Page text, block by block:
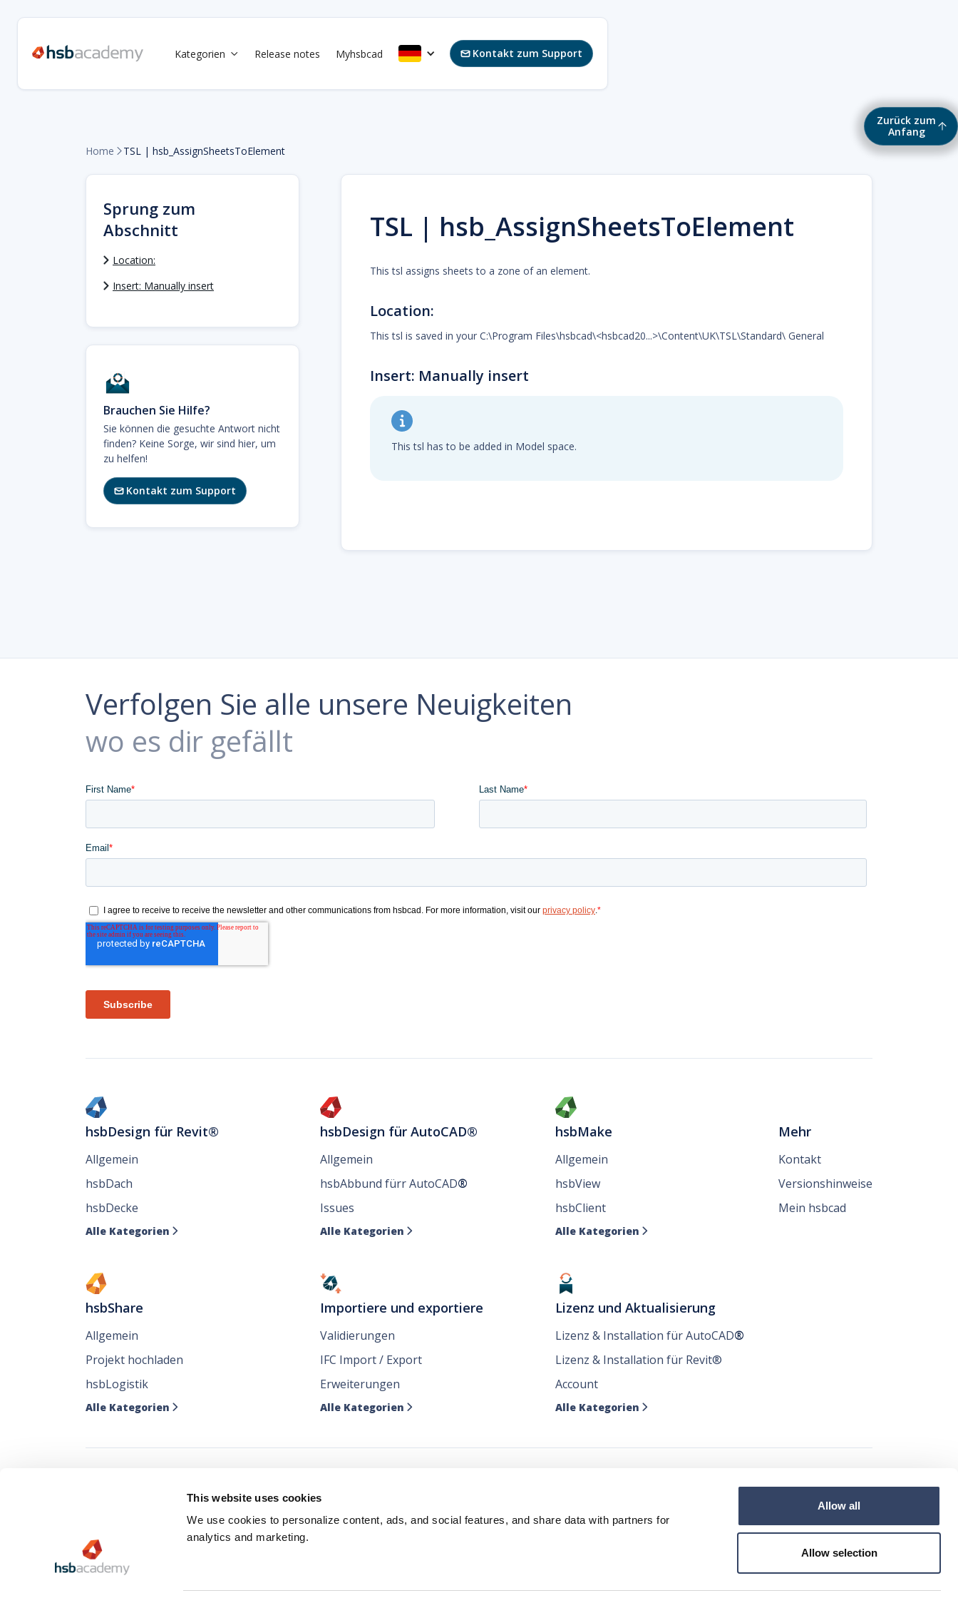
This website uses cookies
We use cookies to personalize content, ads, and social features, and share data with partners for
analytics and marketing.
Allow all
Allow selection
Kategorien  Release notes Myhsbcad Kontakt zum Support
Zurück zum
Anfang
Home  TSL | hsb_AssignSheetsToElement
Sprung zum
Abschnitt
Location:
Insert: Manually insert
Brauchen Sie Hilfe?
Sie können die gesuchte Antwort nicht
finden? Keine Sorge, wir sind hier, um
zu helfen!
Kontakt zum Support
TSL | hsb_AssignSheetsToElement
This tsl assigns sheets to a zone of an element.
Location:
This tsl is saved in your C:\Program Files\hsbcad\<hsbcad20...>\Content\UK\TSL\Standard\ General
Insert: Manually insert
This tsl has to be added in Model space.
Verfolgen Sie alle unsere Neuigkeiten
wo es dir gefällt
hsbDesign für Revit®
Allgemein
hsbDach
hsbDecke
Alle Kategorien 
hsbDesign für AutoCAD®
Allgemein
hsbAbbund fürr AutoCAD®
Issues
Alle Kategorien 
hsbMake
Allgemein
hsbView
hsbClient
Alle Kategorien 
hsbShare
Allgemein
Projekt hochladen
hsbLogistik
Alle Kategorien 
Importiere und exportiere
Validierungen
IFC Import / Export
Erweiterungen
Alle Kategorien 
Lizenz und Aktualisierung
Lizenz & Installation für AutoCAD®
Lizenz & Installation für Revit®
Account
Alle Kategorien 
Mehr
Kontakt
Versionshinweise
Mein hsbcad
Verfolgen Sie alle unsere Nachrichten dort
wo Sie sie mögen
 